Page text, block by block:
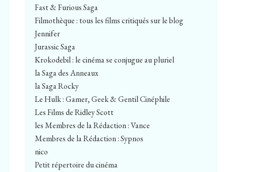
Fast & Furious Saga
Filmothèque : tous les films critiqués sur le blog
Jennifer
Jurassic Saga
Krokodebil : le cinéma se conjugue au pluriel
la Saga des Anneaux
la Saga Rocky
Le Hulk : Gamer, Geek & Gentil Cinéphile
Les Films de Ridley Scott
les Membres de la Rédaction : Vance
Membres de la Rédaction : Sypnos
nico
Petit répertoire du cinéma